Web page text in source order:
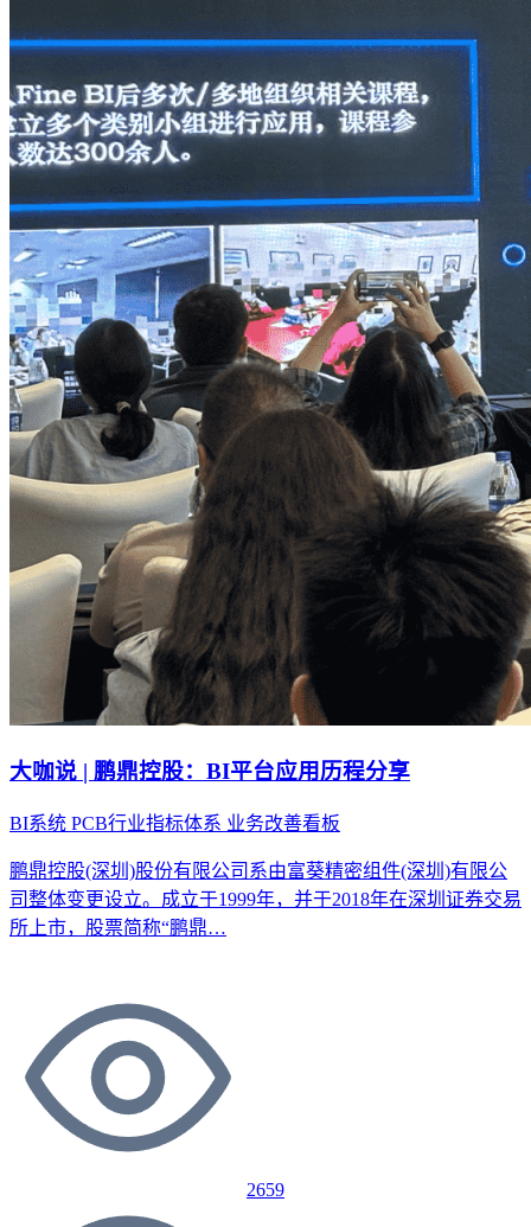
大咖说 | 鹏鼎控股：BI平台应用历程分享
BI系统 PCB行业指标体系 业务改善看板
鹏鼎控股(深圳)股份有限公司系由富葵精密组件(深圳)有限公
司整体变更设立。成立于1999年，并于2018年在深圳证券交易
所上市，股票简称“鹏鼎…
2659